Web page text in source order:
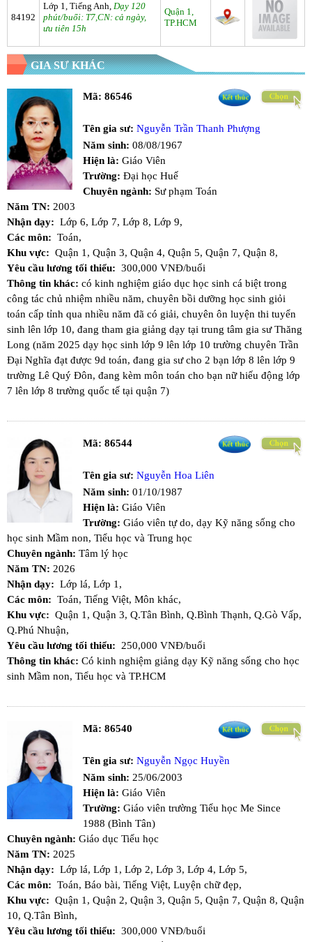
84192
Lớp 1, Tiếng Anh, Dạy 120
phút/buổi: T7,CN: cả ngày,
ưu tiên 15h
Quận 1,
TP.HCM
GIA SƯ KHÁC
Mã: 86546
Tên gia sư: Nguyễn Trần Thanh Phượng
Năm sinh: 08/08/1967
Hiện là: Giáo Viên
Trường: Đại học Huế
Chuyên ngành: Sư phạm Toán
Năm TN: 2003
Nhận dạy: Lớp 6, Lớp 7, Lớp 8, Lớp 9,
Các môn: Toán,
Khu vực: Quận 1, Quận 3, Quận 4, Quận 5, Quận 7, Quận 8,
Yêu cầu lương tối thiểu: 300,000 VNĐ/buổi
Thông tin khác: có kinh nghiệm giáo dục học sinh cá biệt trong
công tác chủ nhiệm nhiều năm, chuyên bồi dưỡng học sinh giỏi
toán cấp tỉnh qua nhiều năm đã có giải, chuyên ôn luyện thi tuyển
sinh lên lớp 10, đang tham gia giảng dạy tại trung tâm gia sư Thăng
Long (năm 2025 dạy học sinh lớp 9 lên lớp 10 trường chuyên Trần
Đại Nghĩa đạt được 9d toán, đang gia sư cho 2 bạn lớp 8 lên lớp 9
trường Lê Quý Đôn, đang kèm môn toán cho bạn nữ hiếu động lớp
7 lên lớp 8 trường quốc tế tại quận 7)
Mã: 86544
Tên gia sư: Nguyễn Hoa Liên
Năm sinh: 01/10/1987
Hiện là: Giáo Viên
Trường: Giáo viên tự do, dạy Kỹ năng sống cho
học sinh Mầm non, Tiểu học và Trung học
Chuyên ngành: Tâm lý học
Năm TN: 2026
Nhận dạy: Lớp lá, Lớp 1,
Các môn: Toán, Tiếng Việt, Môn khác,
Khu vực: Quận 1, Quận 3, Q.Tân Bình, Q.Bình Thạnh, Q.Gò Vấp,
Q.Phú Nhuận,
Yêu cầu lương tối thiểu:
250,000 VNĐ/buổi
Thông tin khác: Có kinh nghiệm giảng dạy Kỹ năng sống cho học
sinh Mầm non, Tiểu học và TP.HCM
Mã: 86540
Tên gia sư: Nguyễn Ngọc Huyền
Năm sinh: 25/06/2003
Hiện là: Giáo Viên
Trường: Giáo viên trường Tiểu học Me Since
1988 (Bình Tân)
Chuyên ngành: Giáo dục Tiểu học
Năm TN: 2025
Nhận dạy: Lớp lá, Lớp 1, Lớp 2, Lớp 3, Lớp 4, Lớp 5,
Các môn: Toán, Báo bài, Tiếng Việt, Luyện chữ đẹp,
Khu vực: Quận 1, Quận 2, Quận 3, Quận 5, Quận 7, Quận 8, Quận
10, Q.Tân Bình,
Yêu cầu lương tối thiểu: 300,000 VNĐ/buổi